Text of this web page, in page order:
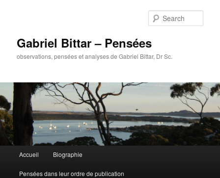
Gabriel Bittar – Pensées
observations, pensées et analyses de Gabriel Bittar, Dr Sc.
Skip to primary content
Skip to secondary content
Accueil Biographie
Pensées dans leur ordre de publication